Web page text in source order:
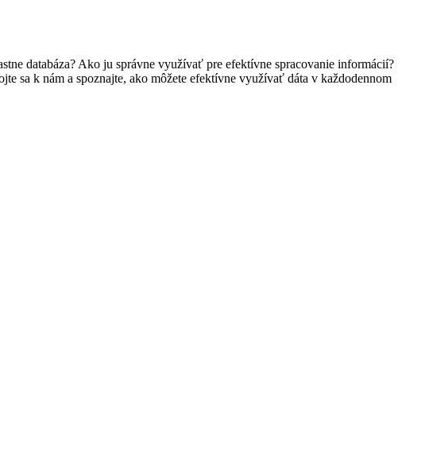
databáza? Ako ju správne využívať pre efektívne spracovanie informácií?
sa k nám a spoznajte, ako môžete efektívne využívať dáta v každodennom